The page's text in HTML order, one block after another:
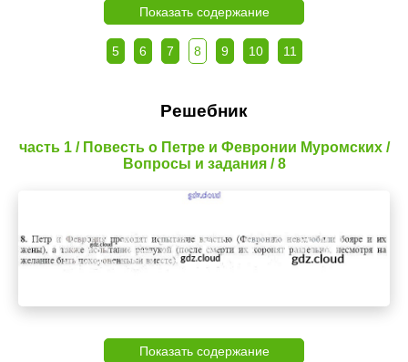
Показать содержание
5 6 7 8 9 10 11
Решебник
часть 1 / Повесть о Петре и Февронии Муромских /
Вопросы и задания / 8
Показать содержание